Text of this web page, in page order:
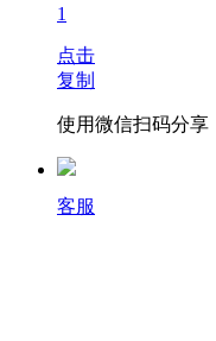
1
点击
复制
使用微信扫码分享
客服